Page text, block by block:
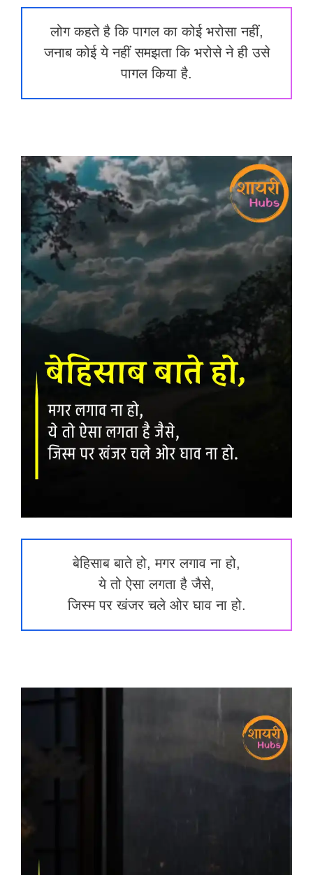
लोग कहते है कि पागल का कोई भरोसा नहीं,
जनाब कोई ये नहीं समझता कि भरोसे ने ही उसे
पागल किया है.
बेहिसाब बाते हो, मगर लगाव ना हो,
ये तो ऐसा लगता है जैसे,
जिस्म पर खंजर चले ओर घाव ना हो.